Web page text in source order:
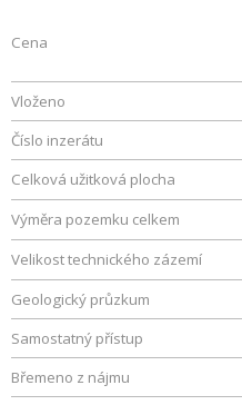
Cena
Vloženo
Číslo inzerátu
Celková užitková plocha
Výměra pozemku celkem
Velikost technického zázemí
Geologický průzkum
Samostatný přístup
Břemeno z nájmu